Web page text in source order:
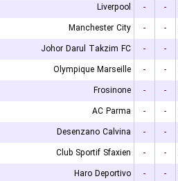
Liverpool
- -
Manchester City
- -
Johor Darul Takzim FC
- -
Olympique Marseille
- -
Frosinone
- -
AC Parma
- -
Desenzano Calvina
- -
Club Sportif Sfaxien
- -
Haro Deportivo
- -